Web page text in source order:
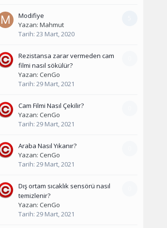
Modifiye
Yazan: Mahmut
Tarih: 23 Mart, 2020
Rezistansa zarar vermeden cam
filmi nasıl sökülür?
Yazan: CenGo
Tarih: 29 Mart, 2021
Cam Filmi Nasıl Çekilir?
Yazan: CenGo
Tarih: 29 Mart, 2021
Araba Nasıl Yıkanır?
Yazan: CenGo
Tarih: 29 Mart, 2021
Dış ortam sıcaklık sensörü nasıl
temizlenir?
Yazan: CenGo
Tarih: 29 Mart, 2021